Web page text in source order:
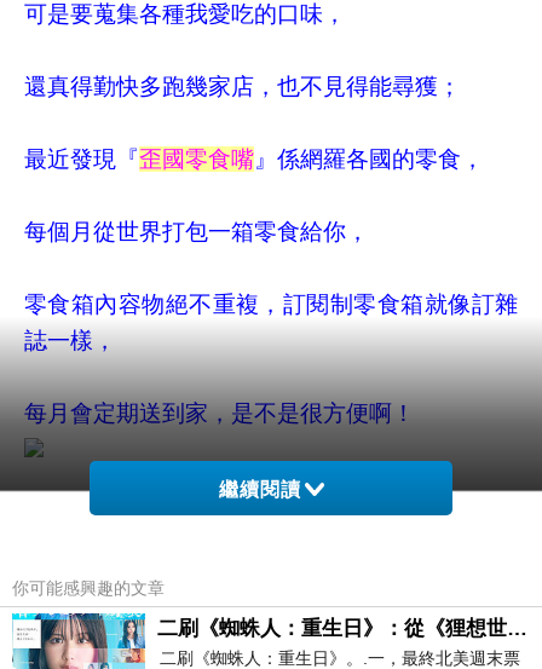
可是要蒐集各種我愛吃的口味，
還真得勤快多跑幾家店，也不見得能尋獲；
最近發現『歪國零食嘴 』係網羅各國的零食，
每個月從世界打包一箱零食給你，
零食箱內容物絕不重複，訂閱制零食箱就像訂雜
誌一樣，
每月會定期送到家，是不是很方便啊！
歪國零食嘴亦推出應景禮盒〝中秋超值箱〞，
繼續閱讀
你可能感興趣的文章
二刷《蜘蛛人：重生日》：從《狸想世界》到《怪奇物語》
二刷《蜘蛛人：重生日》。.一，最終北美週末票